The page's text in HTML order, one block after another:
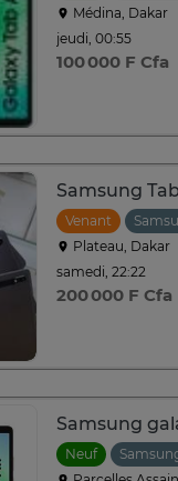
Médina, Dakar
jeudi, 00:55
100 000 F Cfa
Samsung
Venant
Plateau, Dakar
samedi, 22:22
200 000 F Cfa
Neuf